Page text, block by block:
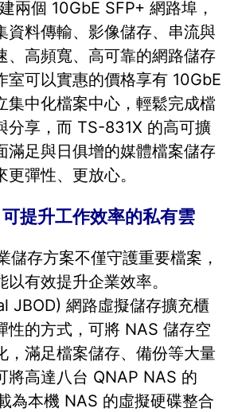
兩個 10GbE SFP+ 網路埠，
資料傳輸、影像儲存、串流與
、高頻寬、高可靠的網路儲存
室可以實惠的價格享有 10GbE
集中化檔案中心，輕鬆完成檔
分享，而 TS-831X 的高可擴
滿足與日俱增的媒體檔案儲存
彈性、更放心。
提升工作效率的私有雲
儲存方案不僅守護重要檔案，
有效提升企業效率。
JBOD) 網路虛擬儲存擴充櫃
性的方式，可將 NAS 儲存空
，滿足檔案儲存、備份等大量
將高達八台 QNAP NAS 的
為本機 NAS 的虛擬硬碟整合